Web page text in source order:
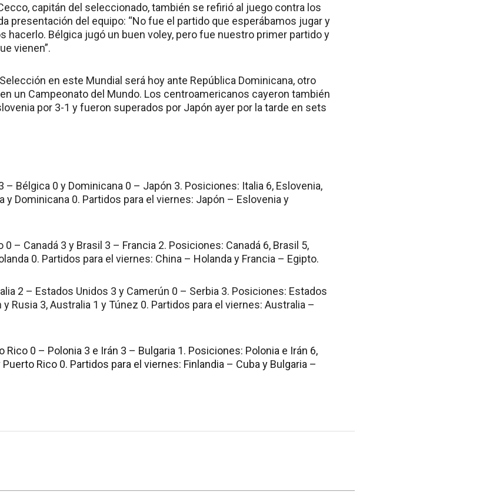
capitán del seleccionado, también se refirió al juego contra los
presentación del equipo: “No fue el partido que esperábamos jugar y
hacerlo. Bélgica jugó un buen voley, pero fue nuestro primer partido y
vienen”.
en este Mundial será hoy ante República Dominicana, otro
un Campeonato del Mundo. Los centroamericanos cayeron también
por 3-1 y fueron superados por Japón ayer por la tarde en sets
– Bélgica 0 y Dominicana 0 – Japón 3. Posiciones: Italia 6, Eslovenia,
y Dominicana 0. Partidos para el viernes: Japón – Eslovenia y
0 – Canadá 3 y Brasil 3 – Francia 2. Posiciones: Canadá 6, Brasil 5,
0. Partidos para el viernes: China – Holanda y Francia – Egipto.
2 – Estados Unidos 3 y Camerún 0 – Serbia 3. Posiciones: Estados
y Rusia 3, Australia 1 y Túnez 0. Partidos para el viernes: Australia –
Rico 0 – Polonia 3 e Irán 3 – Bulgaria 1. Posiciones: Polonia e Irán 6,
Puerto Rico 0. Partidos para el viernes: Finlandia – Cuba y Bulgaria –